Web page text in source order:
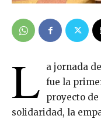
L
a jornada
fue la
proyecto
solidaridad, la